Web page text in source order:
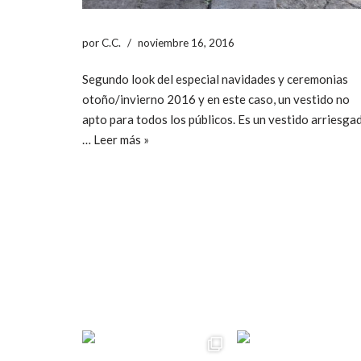
porC.C. noviembre 16, 2016
Segundo look del especial navidades y ceremonias
otoño/invierno 2016 y en este caso, un vestido no
apto para todos los públicos. Es un vestido
… Leer más »